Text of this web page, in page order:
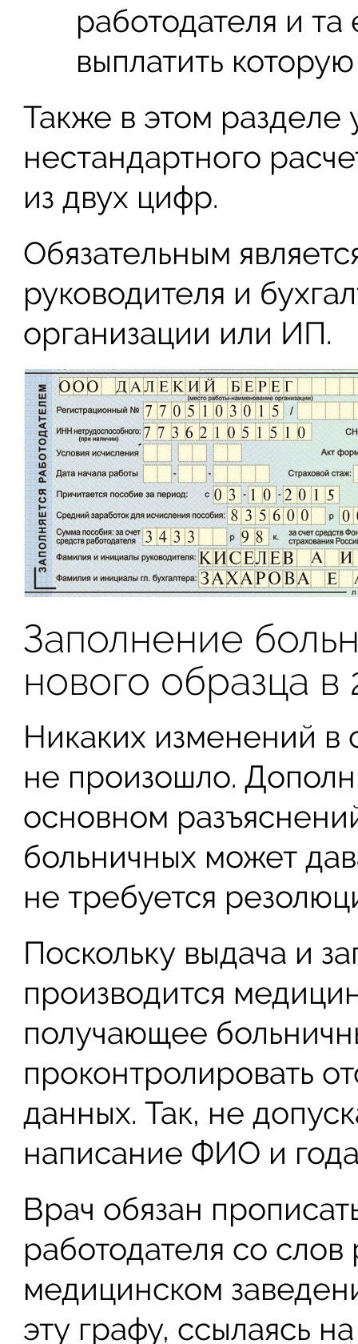
работодателя и та
выплатить
Также в этом разделе
нестандартного
из двух цифр.
Обязательным
руководителя и
организации или ИП.
Заполнение
нового образца в
Никаких изменений в
не произошло.
основном
больничных может
не требуется
Поскольку выдача и
производится
получающее
проконтролировать
данных. Так, не
написание ФИО и
Врач обязан
работодателя со
медицинском
эту графу, ссылаясь